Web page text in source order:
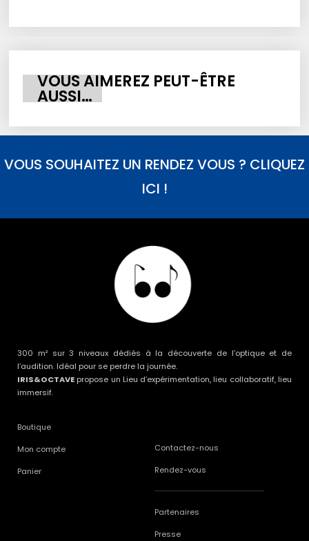
VOUS AIMEREZ PEUT-ÊTRE
AUSSI…
VOUS SOUHAITEZ UN RENDEZ VOUS ? CLIQUEZ
ICI !
300 m² sur 3 niveaux dédiés à la découverte de l’optique et de
l’audition. Idéal pour se perdre la journée.
IRIS&OCTAVE propose un Lieu d’expérimentation, lieu collaboratif, lieu
immersif.
Boutique
Mon compte
Panier
Contactez-nous
Rendez-vous
Partenaires
Presse